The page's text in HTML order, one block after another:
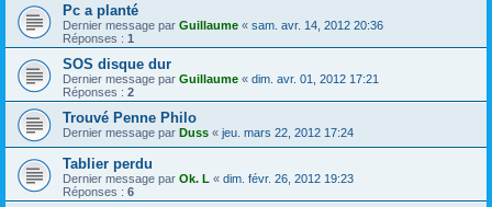
Pc a planté
Dernier message par Guillaume « sam. avr. 14, 2012 20:36
Réponses : 1
SOS disque dur
Dernier message par Guillaume « dim. avr. 01, 2012 17:21
Réponses : 2
Trouvé Penne Philo
Dernier message par Duss « jeu. mars 22, 2012 17:24
Tablier perdu
Dernier message par Ok. L « dim. févr. 26, 2012 19:23
Réponses : 6